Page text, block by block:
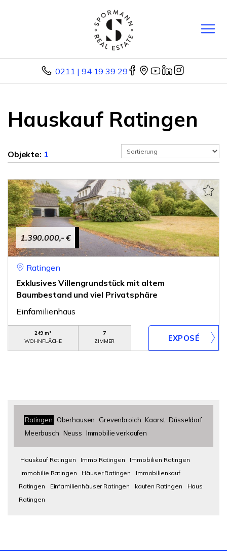
0211 | 94 19 39 29
Hauskauf Ratingen
Objekte: 1
1.390.000,- €
Ratingen
Exklusives Villengrundstück mit altem
Baumbestand und viel Privatsphäre
Einfamilienhaus
249 m²
WOHNFLÄCHE
7
ZIMMER
Ratingen Oberhausen Grevenbroich Kaarst Düsseldorf
Meerbusch Neuss Immobilie verkaufen
Hauskauf Ratingen Immo Ratingen
Immobilien Ratingen
Immobilie Ratingen
Häuser Ratingen
Immobilienkauf
Ratingen
Einfamilienhäuser Ratingen kaufen Ratingen
Haus
Ratingen